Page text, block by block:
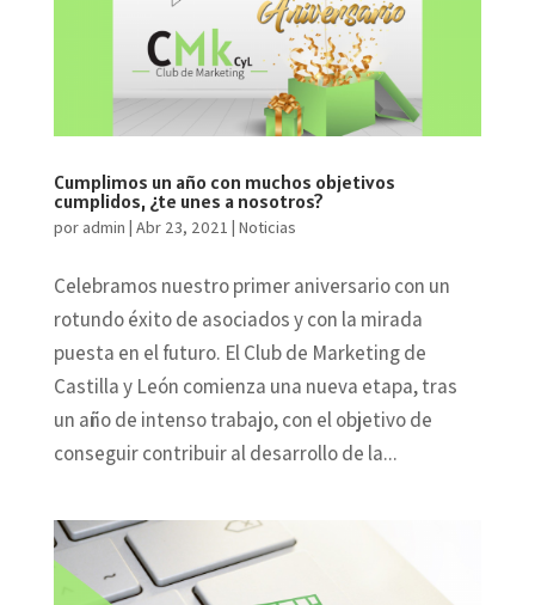
Cumplimos un año con muchos objetivos
cumplidos, ¿te unes a nosotros?
por admin | Abr 23, 2021 | Noticias
Celebramos nuestro primer aniversario con un
rotundo éxito de asociados y con la mirada
puesta en el futuro. El Club de Marketing de
Castilla y León comienza una nueva etapa, tras
un año de intenso trabajo, con el objetivo de
conseguir contribuir al desarrollo de la...